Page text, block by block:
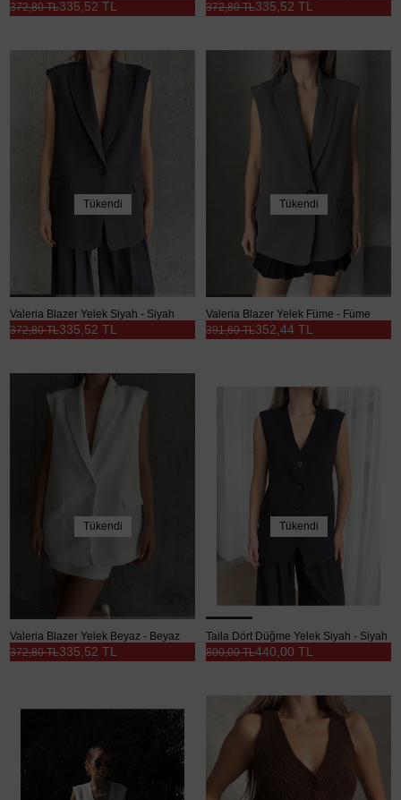
335,52 TL
372,80 TL 335,52 TL
372,80 TL
Tükendi
Valeria Blazer Yelek Siyah - Siyah
335,52 TL
372,80 TL
Tükendi
Valeria Blazer Yelek Füme - Füme
352,44 TL
391,60 TL
Tükendi
Valeria Blazer Yelek Beyaz - Beyaz
335,52 TL
372,80 TL
Tükendi
Taila Dört Düğme Yelek Siyah - Siyah
440,00 TL
800,00 TL